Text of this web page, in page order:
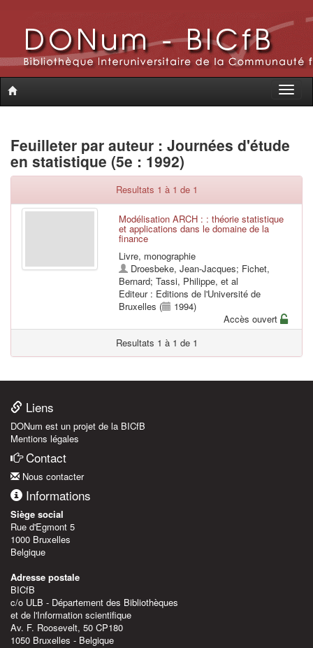
Toggle
Feuilleter par auteur : Journées d'étude
en statistique (5e : 1992)
Resultats 1 à 1 de 1
Modélisation ARCH : : théorie statistique
et applications dans le domaine de la
finance
Livre, monographie
Droesbeke, Jean-Jacques; Fichet,
Bernard; Tassi, Philippe, et al
Editeur : Editions de l'Université de
Bruxelles (
1994)
Accès ouvert
Resultats 1 à 1 de 1
Liens
DONum est un projet de la BICfB
Mentions légales
Contact
Nous contacter
Informations
Siège social
Rue d'Egmont 5
1000 Bruxelles
Belgique
Adresse postale
BICfB
c/o ULB - Département des Bibliothèques
et de l'Information scientifique
Av. F. Roosevelt, 50 CP180
1050 Bruxelles - Belgique